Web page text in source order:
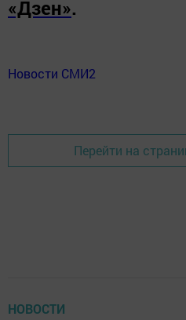
«Дзен».
Новости СМИ2
Перейти на
НОВОСТИ